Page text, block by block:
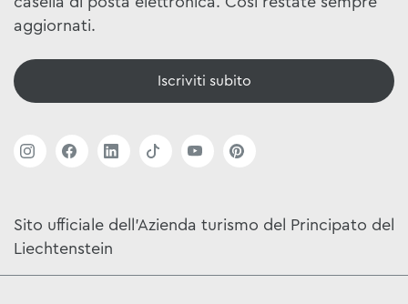
aggiornati.
Iscriviti subito
Sito ufficiale dell'Azienda turismo del Principato del
Liechtenstein